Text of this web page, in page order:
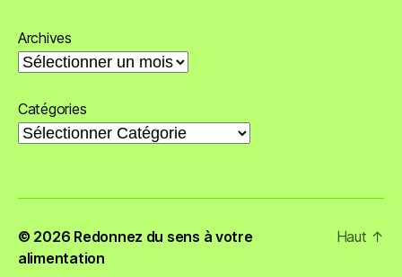
Archives
Catégories
© 2026 Redonnez du sens à votre
alimentation
Haut ↑